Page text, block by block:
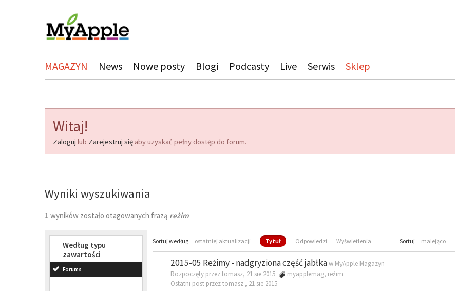
MAGAZYN News Nowe posty Blogi Podcasty Live Serwis Sklep
Witaj!
Zaloguj lub Zarejestruj się aby uzyskać pełny dostęp do forum.
Wyniki wyszukiwania
1 wyników zostało otagowanych frazą reżim
Według typu
zawartości
Forums
Sortuj według ostatniej aktualizacji Tytuł Odpowiedzi Wyświetlenia Sortuj malejąco
2015-05 Reżimy - nadgryziona część jabłkaw MyApple Magazyn
Rozpoczęty przez tomasz, 21 sie 2015
myapplemag, reżim
Ostatni post przez tomasz , 21 sie 2015